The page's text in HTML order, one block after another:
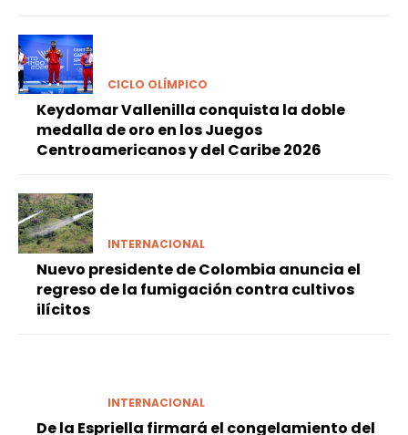
CICLO OLÍMPICO
Keydomar Vallenilla conquista la doble
medalla de oro en los Juegos
Centroamericanos y del Caribe 2026
INTERNACIONAL
Nuevo presidente de Colombia anuncia el
regreso de la fumigación contra cultivos
ilícitos
INTERNACIONAL
De la Espriella firmará el congelamiento del